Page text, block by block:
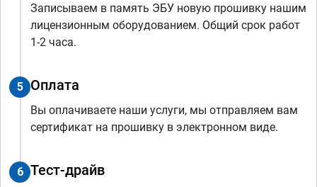
Записываем в память ЭБУ новую прошивку нашим
лицензионным оборудованием. Общий срок работ
1-2 часа.
5 Оплата
Вы оплачиваете наши услуги, мы отправляем вам
сертификат на прошивку в электронном виде.
6 Тест-драйв